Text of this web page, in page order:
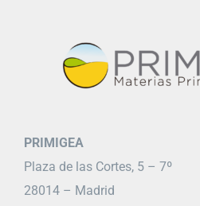
PRIMIGEA
Plaza de las Cortes, 5 – 7º
28014 – Madrid